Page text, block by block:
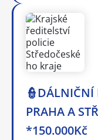
👮DÁLNIČNÍ
PRAHA A
*150.000Kč